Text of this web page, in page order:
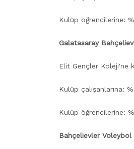
Kulüp öğrencilerine:
Galatasaray
Elit Gençler Koleji'ne
Kulüp çalışanlarına:
Kulüp öğrencilerine:
Bahçelievler